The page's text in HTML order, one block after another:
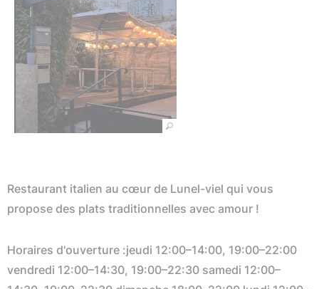
Restaurant italien au cœur de Lunel-viel qui vous
propose des plats traditionnelles avec amour !
Horaires d'ouverture :jeudi 12:00–14:00, 19:00–22:00
vendredi 12:00–14:30, 19:00–22:30 samedi 12:00–